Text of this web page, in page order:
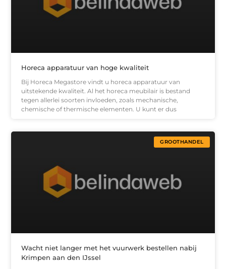
Horeca apparatuur van hoge kwaliteit
Bij Horeca Megastore vindt u horeca apparatuur van
uitstekende kwaliteit. Al het horeca meubilair is bestand
tegen allerlei soorten invloeden, zoals mechanische,
chemische of thermische elementen. U kunt er dus
GROOTHANDEL
Wacht niet langer met het vuurwerk bestellen nabij
Krimpen aan den IJssel